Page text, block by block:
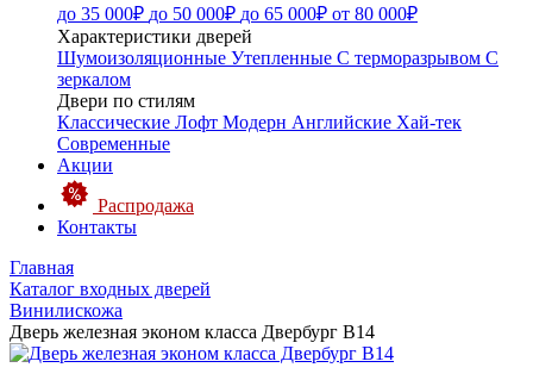
до 35 000₽ до 50 000₽ до 65 000₽ от 80 000₽
Характеристики дверей
Шумоизоляционные Утепленные С терморазрывом С
зеркалом
Двери по стилям
Классические Лофт Модерн Английские Хай-тек
Современные
Акции
Распродажа
Контакты
Главная
Каталог входных дверей
Винилискожа
Дверь железная эконом класса Двербург В14